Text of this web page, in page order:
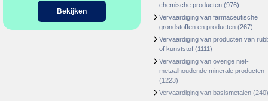
Bekijken
chemische producten (976)
Vervaardiging van farmaceutische
grondstoffen en producten (267)
Vervaardiging van producten van
of kunststof (1111)
Vervaardiging van overige niet-
metaalhoudende minerale producten
(1223)
Vervaardiging van basismetalen (240)